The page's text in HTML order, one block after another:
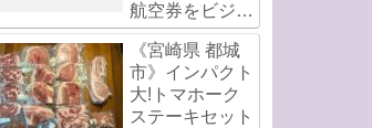
航空券をビジネ
スクラスで直前
発券!
《宮崎県 都城
市》インパクト
大!トマホーク
ステーキセット